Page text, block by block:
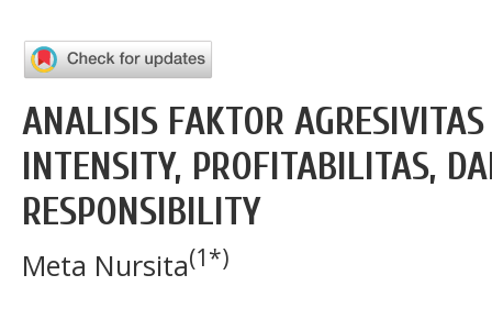
ANALISIS FAKTOR
INTENSITY, PROFITABILITAS,
RESPONSIBILITY
Meta Nursita(1*)